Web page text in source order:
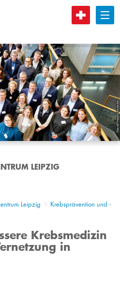
B
LEIPZIG
Leipzig
Krebsprävention und -
Krebsmedizin
in